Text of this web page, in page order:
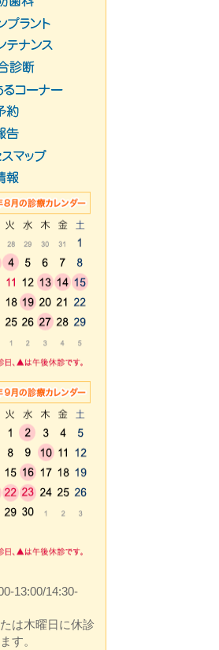
13:00/14:30-
は木曜日に休診
す。